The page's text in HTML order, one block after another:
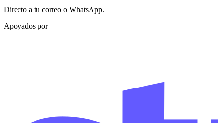
Directo a tu correo o WhatsApp.
Apoyados por